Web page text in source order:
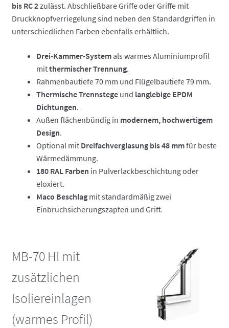
bis RC 2zulässt. Abschließbare Griffe oder Griffe mit
Druckknopfverriegelung sind neben den Standardgriffen in
unterschiedlichen Farben ebenfalls erhältlich.
Drei-Kammer-Systemals warmes Aluminiumprofil
mitthermischer Trennung.
Rahmenbautiefe 70 mm und Flügelbautiefe 79 mm.
Thermische Trennstegeund langlebige EPDM
Dichtungen.
Außen flächenbündig in modernem, hochwertigem
Design.
Optional mit Dreifachverglasung bis 48 mmfür beste
Wärmedämmung.
180 RAL Farben in Pulverlackbeschichtung oder
eloxiert.
Maco Beschlagmit standardmäßig zwei
Einbruchsicherungszapfen und Griff.
MB-70 HI mit
zusätzlichen
Isoliereinlagen
(warmes Profil)